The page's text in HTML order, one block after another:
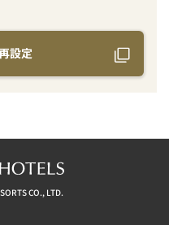
設定
CO., LTD.